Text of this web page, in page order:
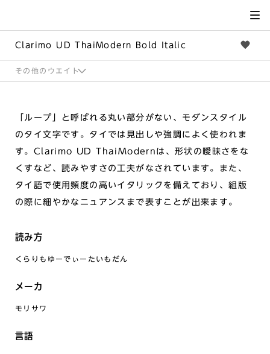
飛ばし
へ移動
Clarimo UD ThaiModern Bold Italic
その他のウエイト
「ループ」と呼ばれる丸い部分がない、モダンスタイル
のタイ文字です。タイでは見出しや強調によく使われま
す。Clarimo UD ThaiModernは、形状の曖昧さをな
くすなど、読みやすさの工夫がなされています。また、
タイ語で使用頻度の高いイタリックを備えており、組版
の際に細やかなニュアンスまで表すことが出来ます。
読み方
くらりもゆーでぃーたいもだん
メーカ
モリサワ
言語